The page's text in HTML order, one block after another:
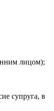
лицом);
супруга, в